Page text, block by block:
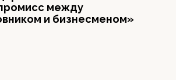
между
и бизнесменом»